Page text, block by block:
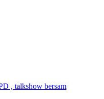
, talkshow bersam